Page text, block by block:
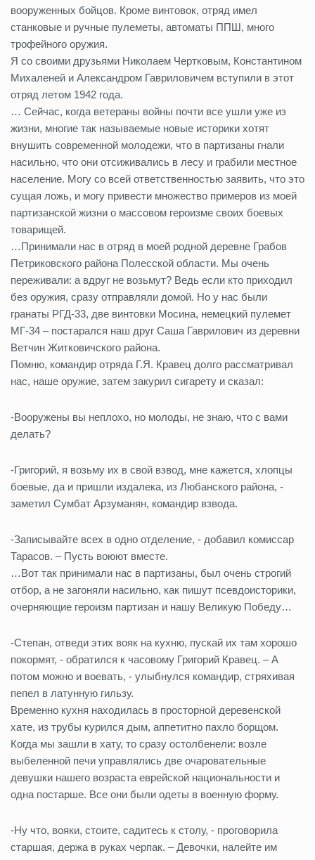
вооруженных бойцов. Кроме винтовок, отряд имел
станковые и ручные пулеметы, автоматы ППШ, много
трофейного оружия.
Я со своими друзьями Николаем Чертковым, Константином
Михаленей и Александром Гавриловичем вступили в этот
отряд летом 1942 года.
… Сейчас, когда ветераны войны почти все ушли уже из
жизни, многие так называемые новые историки хотят
внушить современной молодежи, что в партизаны гнали
насильно, что они отсиживались в лесу и грабили местное
население. Могу со всей ответственностью заявить, что это
сущая ложь, и могу привести множество примеров из моей
партизанской жизни о массовом героизме своих боевых
товарищей.
…Принимали нас в отряд в моей родной деревне Грабов
Петриковского района Полесской области. Мы очень
переживали: а вдруг не возьмут? Ведь если кто приходил
без оружия, сразу отправляли домой. Но у нас были
гранаты РГД-33, две винтовки Мосина, немецкий пулемет
МГ-34 – постарался наш друг Саша Гаврилович из деревни
Ветчин Житковичского района.
Помню, командир отряда Г.Я. Кравец долго рассматривал
нас, наше оружие, затем закурил сигарету и сказал:
-Вооружены вы неплохо, но молоды, не знаю, что с вами
делать?
-Григорий, я возьму их в свой взвод, мне кажется, хлопцы
боевые, да и пришли издалека, из Любанского района, -
заметил Сумбат Арзуманян, командир взвода.
-Записывайте всех в одно отделение, - добавил комиссар
Тарасов. – Пусть воюют вместе.
…Вот так принимали нас в партизаны, был очень строгий
отбор, а не загоняли насильно, как пишут псевдоисторики,
очерняющие героизм партизан и нашу Великую Победу…
-Степан, отведи этих вояк на кухню, пускай их там хорошо
покормят, - обратился к часовому Григорий Кравец. – А
потом можно и воевать, - улыбнулся командир, стряхивая
пепел в латунную гильзу.
Временно кухня находилась в просторной деревенской
хате, из трубы курился дым, аппетитно пахло борщом.
Когда мы зашли в хату, то сразу остолбенели: возле
выбеленной печи управлялись две очаровательные
девушки нашего возраста еврейской национальности и
одна постарше. Все они были одеты в военную форму.
-Ну что, вояки, стоите, садитесь к столу, - проговорила
старшая, держа в руках черпак. – Девочки, налейте им